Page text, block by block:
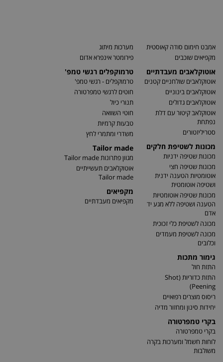
אמבט חימום סודה קאוסטית
מקפיאים שוכבים
אוטוקלאבים מעבדתיים
אוטוקלאבים שולחניים קטנים
אוטוקלאבים בינוניים
אוטוקלאבים גדולים
אוטוקלאב קיטור עם דלת
נפתחת
סטריליזטורים
מכונות לשטיפת חלקים
מכונות שטיפה ידניות
מכונות שטיפה חצי
אוטומטיות הטענה ידנית
ושטיפה אוטומטית
מכונות שטיפה אוטומטיות
הטענה ושטיפה ללא מגע יד
אדם
מכונה לשטיפת כלי זכוכית
מכונה לשטיפת מעמדים
וכלובים
גימור מתכות
התזת חול
התזת כדוריות (Shot
Peening)
ריסוס מוצרים רפואיים
יחידות סינון ומחזור מדיה
בקרי טמפרטורה
בקרי טמפרטורה
לוחות חשמל ומערכות בקרה
משולבות
מערכות מיתוג
פירומטר אינפרא אדום
טרמוקפלים רגשי טמפ'
טרמוקפלים - רגשי טמפ'
חוטים לרגשי טמפרטורה
תנורי כיול
חוטי השוואה
טבעות קרמיות
משדרי ומתמרי לחץ
Tailor made
מגוון פתרונות Tailor made
אוטוקלאבים תעשייתיים
Tailor made
מקפיאים
מקפיאים מעבדתיים